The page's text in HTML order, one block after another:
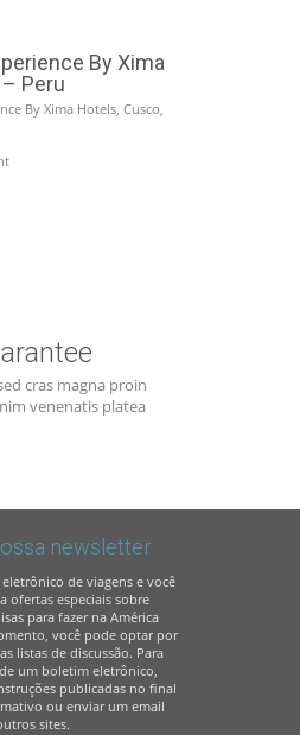
By Xima
Peru
By Xima Hotels, Cusco,
cras magna proin
venenatis platea
newsletter
de viagens e você
ofertas especiais sobre
para fazer na América
você pode optar por
listas de discussão. Para
um boletim eletrônico,
publicadas no final
ou enviar um email
sites.